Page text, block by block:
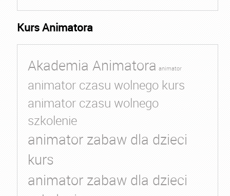
Kurs Animatora
Akademia Animatora animator
animator czasu wolnego kurs
animator czasu wolnego
szkolenie
animator zabaw dla dzieci
kurs
animator zabaw dla dzieci